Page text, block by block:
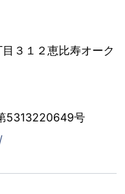
３１２恵⽐寿オーク
5313220649号